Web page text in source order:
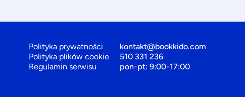
Polityka prywatności
Polityka plików cookie
Regulamin serwisu
kontakt@bookkido.com
510 331 236
pon-pt: 9:00-17:00